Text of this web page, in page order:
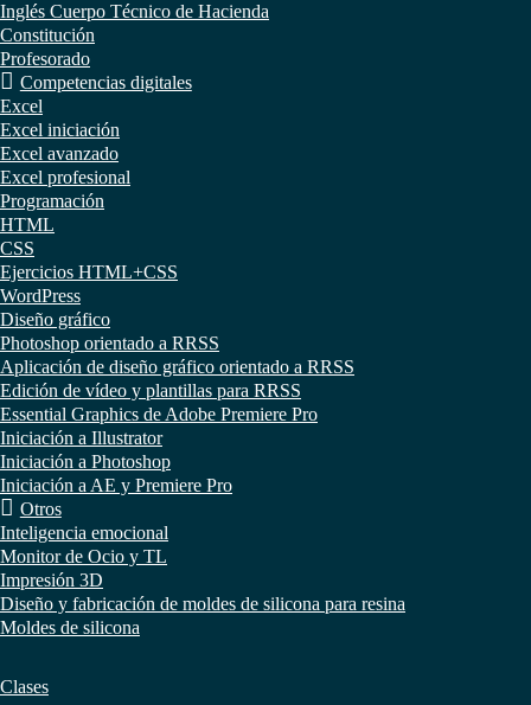
Inglés Cuerpo Técnico de Hacienda
Constitución
Profesorado
Competencias digitales
Excel
Excel iniciación
Excel avanzado
Excel profesional
Programación
HTML
CSS
Ejercicios HTML+CSS
WordPress
Diseño gráfico
Photoshop orientado a RRSS
Aplicación de diseño gráfico orientado a RRSS
Edición de vídeo y plantillas para RRSS
Essential Graphics de Adobe Premiere Pro
Iniciación a Illustrator
Iniciación a Photoshop
Iniciación a AE y Premiere Pro
Otros
Inteligencia emocional
Monitor de Ocio y TL
Impresión 3D
Diseño y fabricación de moldes de silicona para resina
Moldes de silicona
Clases